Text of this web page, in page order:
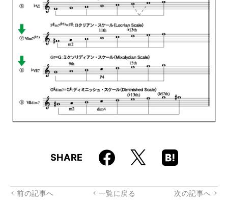
SHARE Faceboo
k
X
Hatena
Boo
rk
前の記事へ 一覧に戻る 次の記事へ